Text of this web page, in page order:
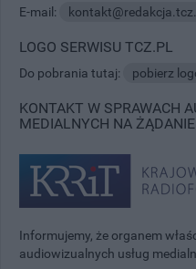
E-mail:
LOGO SERWISU TCZ.PL
Do pobrania tutaj: pobierz
KONTAKT W SPRAWACH
MEDIALNYCH NA ŻĄDANIE
Informujemy, że organem
audiowizualnych usług